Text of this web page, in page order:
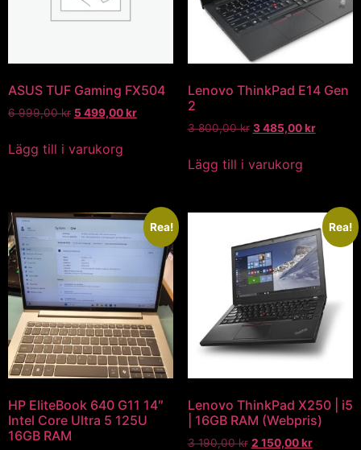
ASUS TUF Gaming FX504
6 999,00kr 5 499,00kr
Lägg till i varukorg
Lenovo ThinkPad E14 Gen
2
3 800,00kr 3 485,00kr
Lägg till i varukorg
Rea!
HP EliteBook 640 G11 14″
Intel Core Ultra 5 125U
16GB RAM
Rea!
Lenovo ThinkPad X250 | i5
| 16GB RAM (Webpris)
3 190,00kr 2 150,00kr